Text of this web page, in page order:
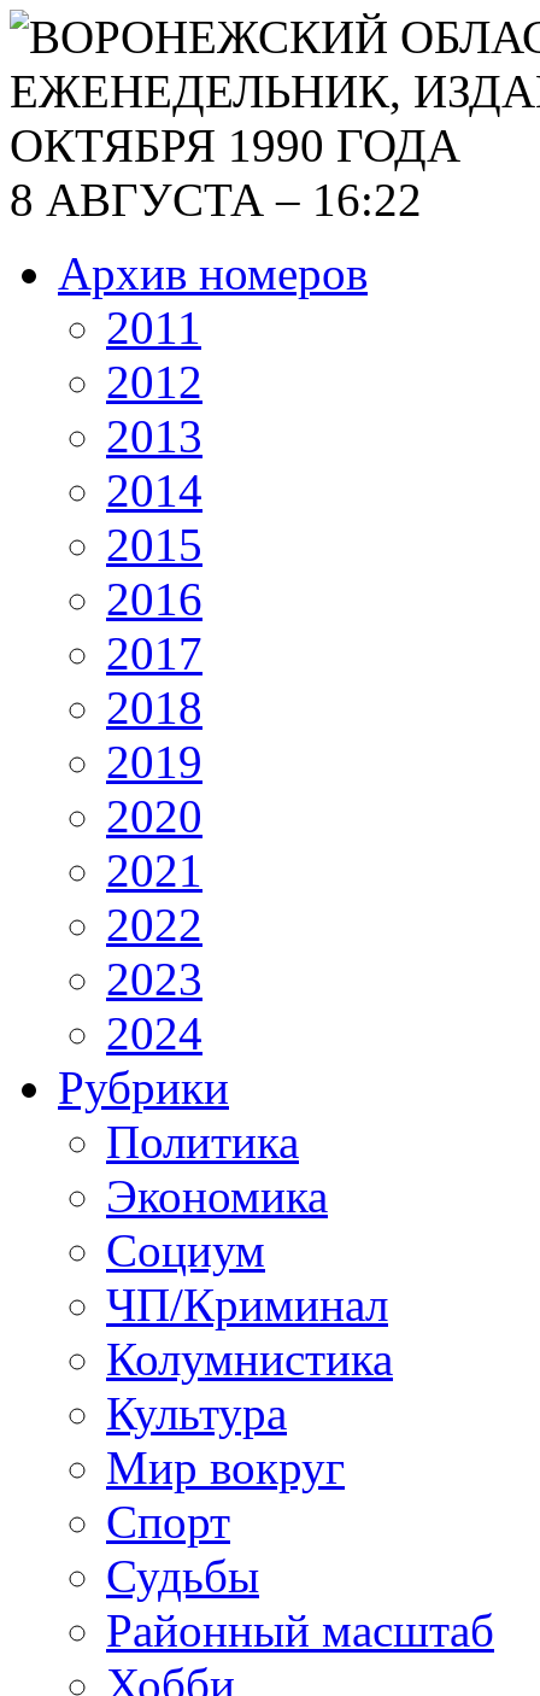
8 АВГУСТА – 16:22
Архив номеров
2011
2012
2013
2014
2015
2016
2017
2018
2019
2020
2021
2022
2023
2024
Рубрики
Политика
Экономика
Социум
ЧП/Криминал
Колумнистика
Культура
Мир вокруг
Спорт
Судьбы
Районный масштаб
Хобби